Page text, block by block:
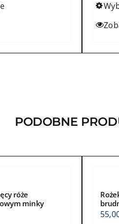
Ten
na
PODOBNE
róże
minky